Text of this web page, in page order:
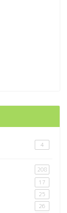
4
208
17
25
26